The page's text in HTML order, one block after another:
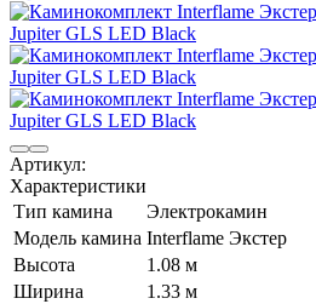
Артикул:
Характеристики
Тип камина
Электрокамин
Модель камина Interflame Экстер
Высота
1.08 м
Ширина
1.33 м